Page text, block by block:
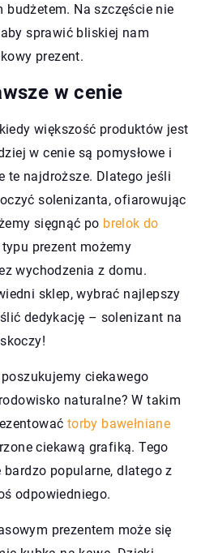
Na szczęście nie
sprawić bliskiej nam
prezent.
w cenie
większość produktów jest
w cenie są pomysłowe i
te najdroższe. Dlatego jeśli
solenizanta, ofiarowując
sięgnąć po brelok do
typu prezent możemy
wychodzenia z domu.
sklep, wybrać najlepszy
dedykację – solenizant na
ciekawego
naturalne? W takim
torby bawełniane
ciekawą grafiką. Tego
popularne, dlatego z
odpowiedniego.
prezentem może się